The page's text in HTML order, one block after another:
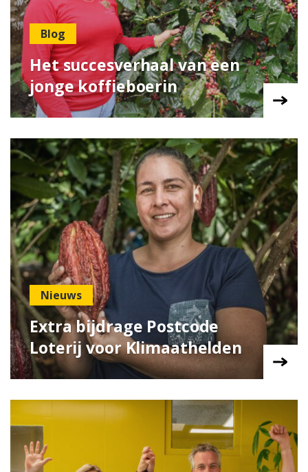
Blog
Het succesverhaal van een
jonge koffieboerin
Nieuws
Extra bijdrage Postcode
Loterij voor Klimaathelden